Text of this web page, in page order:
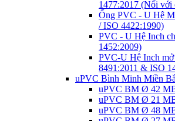
1477:2017 (Nối với
Ống PVC - U Hệ
/ ISO 4422:1990)
PVC - U Hệ Inch
1452:2009)
PVC-U Hệ Inch
8491:2011 & ISO
uPVC Bình Minh Miền
uPVC BM Ø 42
uPVC BM Ø 21
uPVC BM Ø 48